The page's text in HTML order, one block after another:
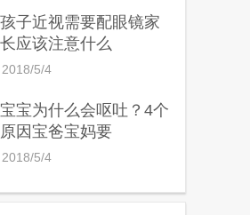
孩子近视需要配眼镜家
长应该注意什么
2018/5/4
宝宝为什么会呕吐？4个
原因宝爸宝妈要
2018/5/4